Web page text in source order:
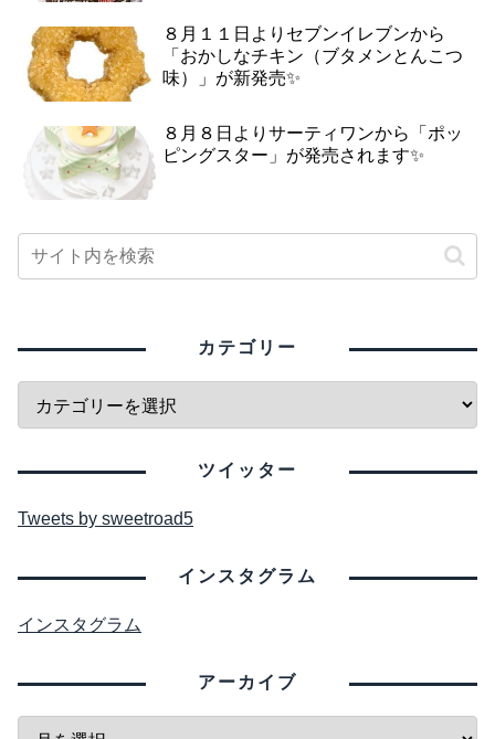
８月１１日よりセブンイレブンから
「おかしなチキン（ブタメンとんこつ
味）」が新発売✨
８月８日よりサーティワンから「ポッ
ピングスター」が発売されます✨
カテゴリー
ツイッター
Tweets by sweetroad5
インスタグラム
インスタグラム
アーカイブ